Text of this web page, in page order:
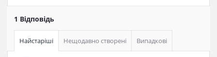
1 Відповідь
Найстаріші Нещодавно створені Випадкові